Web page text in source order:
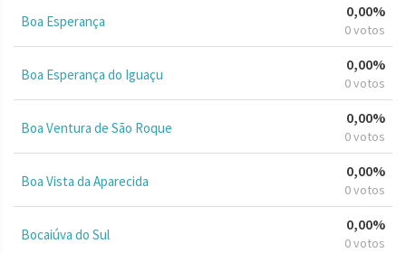
Boa Esperança
0,00%
0 votos
Boa Esperança do Iguaçu
0,00%
0 votos
Boa Ventura de São Roque
0,00%
0 votos
Boa Vista da Aparecida
0,00%
0 votos
Bocaiúva do Sul
0,00%
0 votos